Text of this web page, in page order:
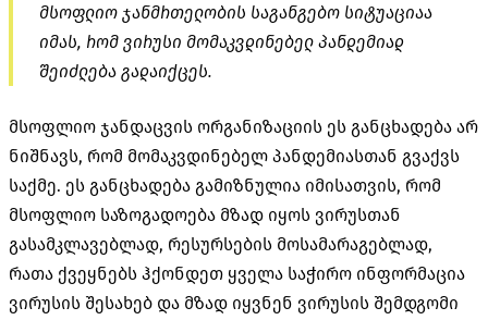
მსოფლიო ჯანმრთელობის საგანგებო სიტუაციაა
იმას, რომ ვირუსი მომაკვდინებელ პანდემიად
შეიძლება გადაიქცეს.
მსოფლიო ჯანდაცვის ორგანიზაციის ეს განცხადება არ
ნიშნავს, რომ მომაკვდინებელ პანდემიასთან გვაქვს
საქმე. ეს განცხადება გამიზნულია იმისათვის, რომ
მსოფლიო საზოგადოება მზად იყოს ვირუსთან
გასამკლავებლად, რესურსების მოსამარაგებლად,
რათა ქვეყნებს ჰქონდეთ ყველა საჭირო ინფორმაცია
ვირუსის შესახებ და მზად იყვნენ ვირუსის შემდგომი